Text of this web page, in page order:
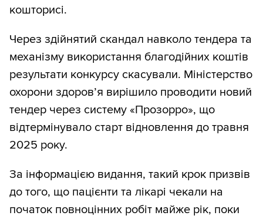
кошторисі.
Через здійнятий скандал навколо тендера та
механізму використання благодійних коштів
результати конкурсу скасували. Міністерство
охорони здоров’я вирішило проводити новий
тендер через систему «Прозорро», що
відтермінувало старт відновлення до травня
2025 року.
За інформацією видання, такий крок призвів
до того, що пацієнти та лікарі чекали на
початок повноцінних робіт майже рік, поки